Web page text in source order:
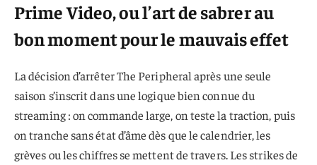
Prime Video, ou l’art de sabrer au
bon moment pour le mauvais effet
La décision d’arrêter The Peripheral après une seule
saison s’inscrit dans une logique bien connue du
streaming : on commande large, on teste la traction, puis
on tranche sans état d’âme dès que le calendrier, les
grèves ou les chiffres se mettent de travers. Les strikes de